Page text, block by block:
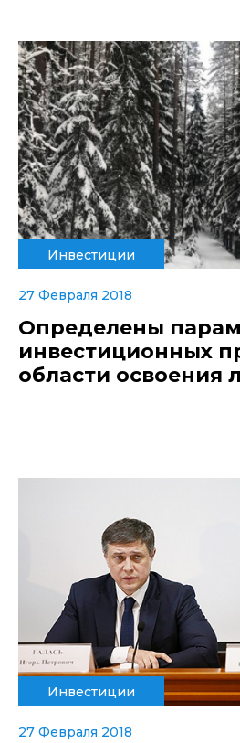
Инвестиции
27 Февраля 2018
Определены
инвестиционных
области освоения
Инвестиции
27 Февраля 2018